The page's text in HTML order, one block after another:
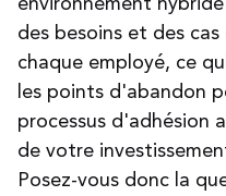
des besoins et des
chaque employé, ce
les points d'abandon
processus d'adhésion
de votre
Posez-vous donc la